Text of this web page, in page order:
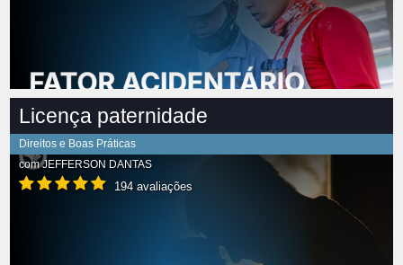
Licença paternidade
Direitos e Boas Práticas
comJEFFERSON DANTAS
194 avaliações